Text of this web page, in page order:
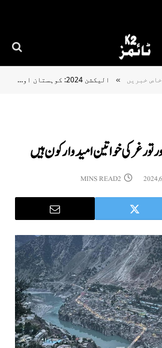
خاص خبریں » الیکشن 2024: کوہستان اور تورغر کی خواتین امیدوار کون ہیں
2 MINS READ